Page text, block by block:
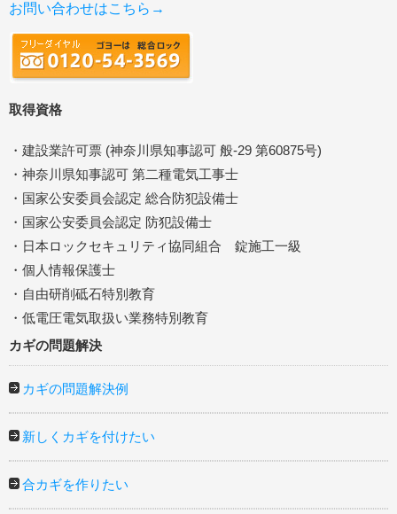
お問い合わせはこちら→
取得資格
・建設業許可票 (神奈川県知事認可 般-29 第60875号)
・神奈川県知事認可 第二種電気工事士
・国家公安委員会認定 総合防犯設備士
・国家公安委員会認定 防犯設備士
・日本ロックセキュリティ協同組合 錠施工一級
・個人情報保護士
・自由研削砥石特別教育
・低電圧電気取扱い業務特別教育
カギの問題解決
カギの問題解決例
新しくカギを付けたい
合カギを作りたい